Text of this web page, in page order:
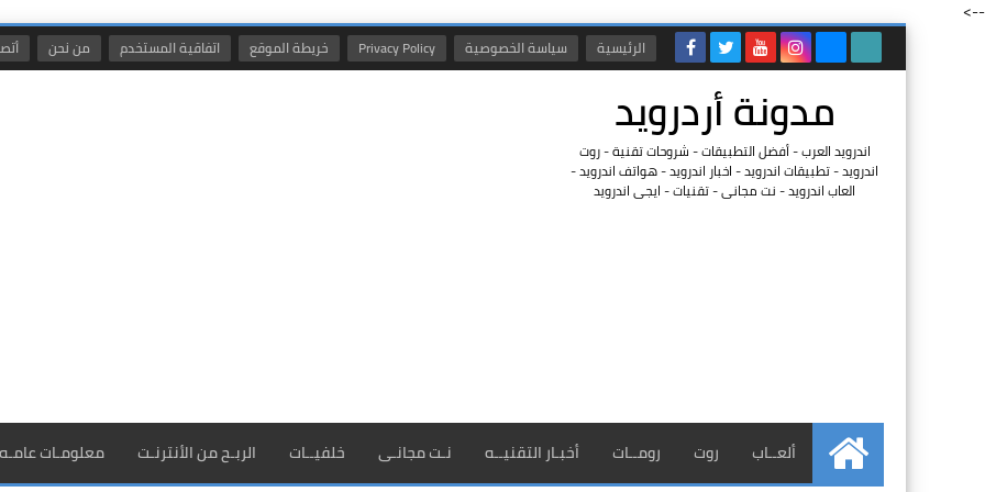
-->
الرئيسية سياسة الخصوصية Privacy Policy خريطة الموقع اتفاقية المستخدم من نحن
مدونة أردرويد
اندرويد العرب - أفضل التطبيقات - شروحات تقنية - روت
اندرويد - تطبيقات اندرويد - اخبار اندرويد - هواتف اندرويد -
العاب اندرويد - نت مجانى - تقنيات - ايجى اندرويد
الرئيسية
ألعــاب روت رومــات أخبـار التقنيــه نـت مجانـى خلفيــات الربـح من الأنترنـت معلومـات عامـه